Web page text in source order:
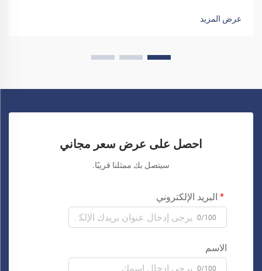
عرض المزيد
احصل على عرض سعر مجاني
سيتصل بك ممثلنا قريبًا.
البريد الإلكتروني
0/100
الاسم
0/100